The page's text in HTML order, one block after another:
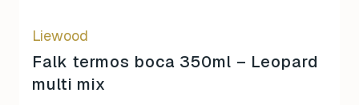
Liewood
Falk termos boca 350ml – Leopard
multi mix